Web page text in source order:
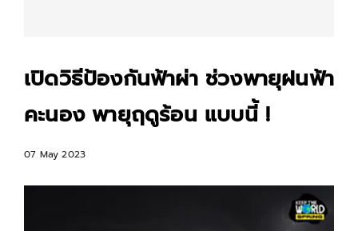
เปิดวิธีป้องกันฟ้าผ่า ช่วงพายุฝนฟ้า
คะนอง พายุฤดูร้อน แบบนี้ !
07 May 2023